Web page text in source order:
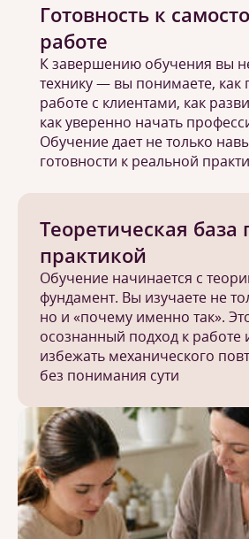
Теоретическая база
практикой
Обучение начинается с
фундамент. Вы изучаете не
но и «почему именно так».
осознанный подход к работе
избежать механического
без понимания сути
Готовность к
работе
К завершению обучения вы
технику — вы понимаете, как
работе с клиентами, как
как уверенно начать
Обучение дает не только
готовности к реальной